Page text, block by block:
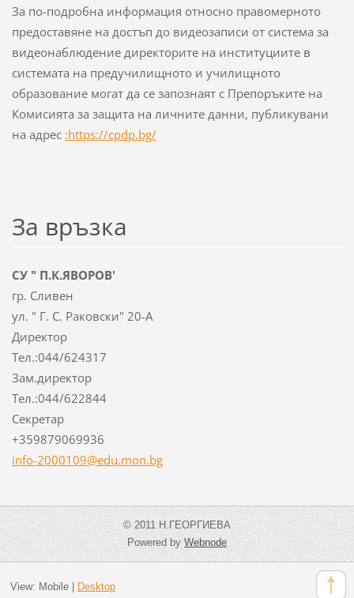
За по-подробна информация относно правомерното
предоставяне на достъп до видеозаписи от система за
видеонаблюдение директорите на институциите в
системата на предучилищното и училищното
образование могат да се запознаят с Препоръките на
Комисията за защита на личните данни, публикувани
на адрес :https://cpdp.bg/
За връзка
СУ " П.К.ЯВОРОВ'
гр. Сливен
ул. " Г. С. Раковски" 20-А
Директор
Тел.:044/624317
Зам.директор
Тел.:044/622844
Секретар
+359879069936
info-2000109@edu.mon.bg
© 2011 Н.ГЕОРГИЕВА
Powered byWebnode
View: Mobile| Desktop